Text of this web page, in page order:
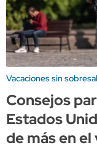
Vacaciones sin
Consejos
Estados
de más en el